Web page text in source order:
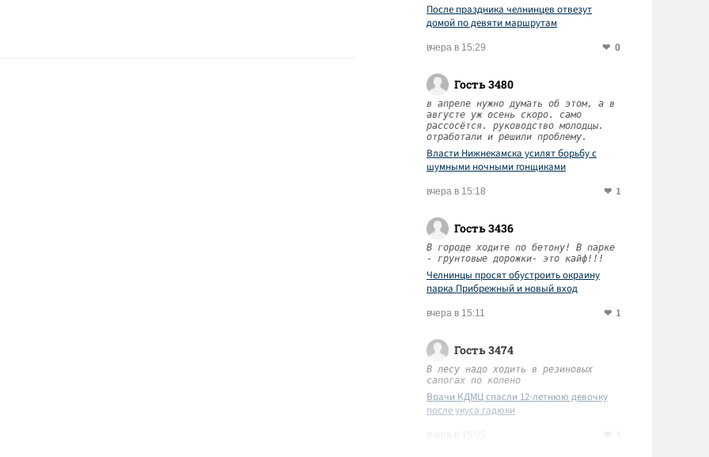
После праздника челнинцев отвезут
домой по девяти маршрутам
вчера в 15:29 0
Гость 3480
в апреле нужно думать об этом, а в
августе уж осень скоро. само
рассосётся. руководство молодцы.
отработали и решили проблему.
Власти Нижнекамска усилят борьбу с
шумными ночными гонщиками
вчера в 15:18 1
Гость 3436
В городе ходите по бетону! В парке
- грунтовые дорожки- это кайф!!!
Челнинцы просят обустроить окраину
парка Прибрежный и новый вход
вчера в 15:11 1
Гость 3474
В лесу надо ходить в резиновых
сапогах по колено
Врачи КДМЦ спасли 12-летнюю девочку
после укуса гадюки